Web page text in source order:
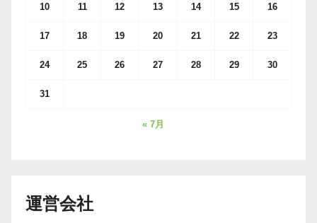
10 11 12 13 14 15 16
17 18 19 20 21 22 23
24 25 26 27 28 29 30
31
« 7月
運営会社